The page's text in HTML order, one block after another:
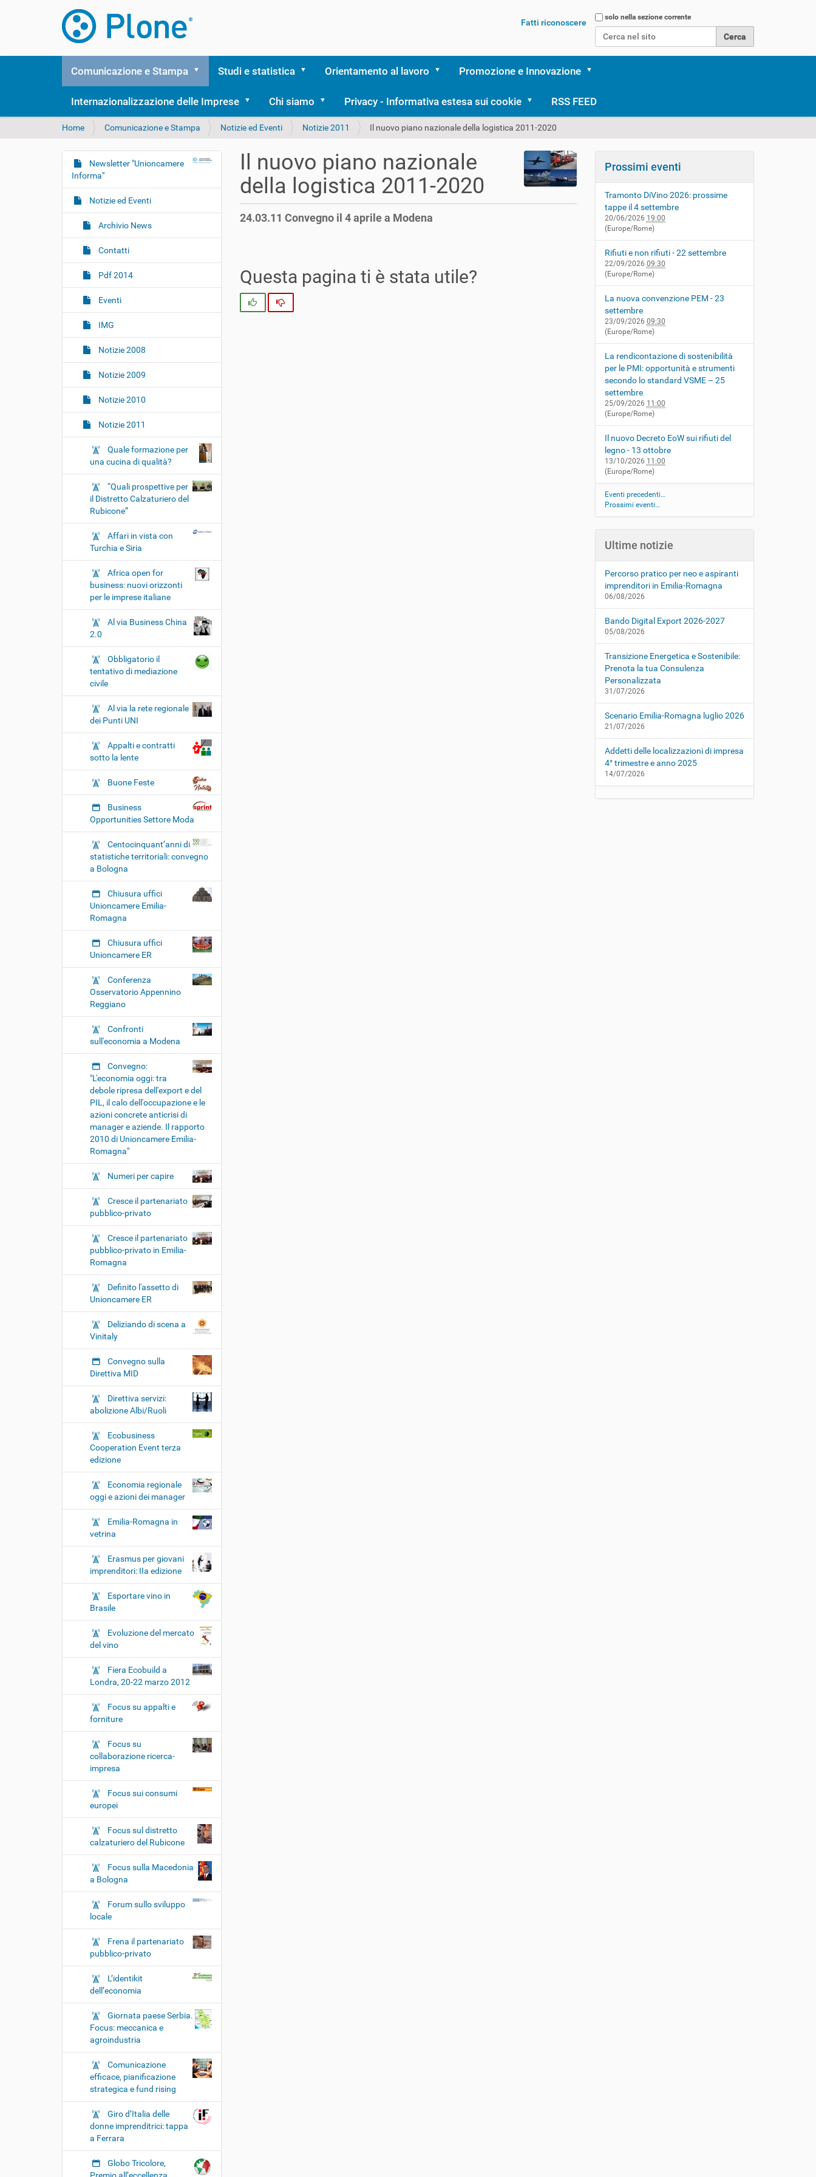
Cerca nel sito
solo nella sezione corrente
Fatti riconoscere
Comunicazione e Stampa Studi e statistica Orientamento al lavoro Promozione e Innovazione
Internazionalizzazione delle Imprese Chi siamo Privacy - Informativa estesa sui cookie RSS FEED
T
s
q
i
Home Comunicazione e Stampa Notizie ed Eventi Notizie 2011 Il nuovo piano nazionale della logistica 2011-2020
Il nuovo piano nazionale
della logistica 2011-2020
24.03.11 Convegno il 4 aprile a Modena
Questa pagina ti è stata utile?
Si
N
a
v
i
a
o
Newsletter "Unioncamere
Informa"
Notizie ed Eventi
Archivio News
Contatti
Pdf 2014
Eventi
IMG
Notizie 2008
Notizie 2009
Notizie 2010
Notizie 2011
Quale formazione per
una cucina di qualità?
“Quali prospettive per
il Distretto Calzaturiero del
Rubicone”
Affari in vista con
Turchia e Siria
Africa open for
business: nuovi orizzonti
per le imprese italiane
Al via Business China
2.0
Obbligatorio il
tentativo di mediazione
civile
Al via la rete regionale
dei Punti UNI
Appalti e contratti
sotto la lente
Buone Feste
Business
Opportunities Settore Moda
Centocinquant’anni di
statistiche territoriali: convegno
a Bologna
Chiusura uffici
Unioncamere Emilia-
Romagna
Chiusura uffici
Unioncamere ER
Conferenza
Osservatorio Appennino
Reggiano
Confronti
sull'economia a Modena
Convegno:
"L'economia oggi: tra
debole ripresa dell'export e del
PIL, il calo dell'occupazione e le
azioni concrete anticrisi di
manager e aziende. Il rapporto
2010 di Unioncamere Emilia-
Romagna"
Numeri per capire
Cresce il partenariato
pubblico-privato
Cresce il partenariato
pubblico-privato in Emilia-
Romagna
Definito l'assetto di
Unioncamere ER
Deliziando di scena a
Vinitaly
Convegno sulla
Direttiva MID
Direttiva servizi:
abolizione Albi/Ruoli
Ecobusiness
Cooperation Event terza
edizione
Economia regionale
oggi e azioni dei manager
Emilia-Romagna in
vetrina
Erasmus per giovani
imprenditori: IIa edizione
Esportare vino in
Brasile
Evoluzione del mercato
del vino
Fiera Ecobuild a
Londra, 20-22 marzo 2012
Focus su appalti e
forniture
Focus su
collaborazione ricerca-
impresa
Focus sui consumi
europei
Focus sul distretto
calzaturiero del Rubicone
Focus sulla Macedonia
a Bologna
Forum sullo sviluppo
locale
Frena il partenariato
pubblico-privato
L’identikit
dell’economia
Giornata paese Serbia.
Focus: meccanica e
agroindustria
Comunicazione
efficace, pianificazione
strategica e fund rising
Giro d’Italia delle
donne imprenditrici: tappa
a Ferrara
Globo Tricolore,
Prossimi eventi
Tramonto DiVino 2026: prossime
tappe il 4 settembre
20/06/2026 19:00
(Europe/Rome)
Rifiuti e non rifiuti - 22 settembre
22/09/2026 09:30
(Europe/Rome)
La nuova convenzione PEM - 23
settembre
23/09/2026 09:30
(Europe/Rome)
La rendicontazione di sostenibilità
per le PMI: opportunità e strumenti
secondo lo standard VSME – 25
settembre
25/09/2026 11:00
(Europe/Rome)
Il nuovo Decreto EoW sui rifiuti del
legno - 13 ottobre
13/10/2026 11:00
(Europe/Rome)
Eventi precedenti…
Prossimi eventi…
Ultime notizie
Percorso pratico per neo e aspiranti
imprenditori in Emilia-Romagna
06/08/2026
Bando Digital Export 2026-2027
05/08/2026
Transizione Energetica e Sostenibile:
Prenota la tua Consulenza
Personalizzata
31/07/2026
Scenario Emilia-Romagna luglio 2026
21/07/2026
Addetti delle localizzazioni di impresa
4° trimestre e anno 2025
14/07/2026